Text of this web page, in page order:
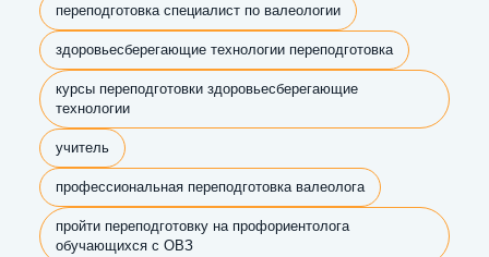
переподготовка специалист по валеологии
здоровьесберегающие технологии переподготовка
курсы переподготовки здоровьесберегающие
технологии
учитель
профессиональная переподготовка валеолога
пройти переподготовку на профориентолога
обучающихся с ОВЗ